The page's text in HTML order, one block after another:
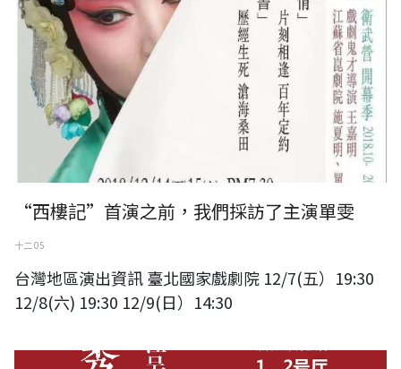
“西樓記”首演之前，我們採訪了主演單雯
十二 05
台灣地區演出資訊 臺北國家戲劇院 12/7(五）19:30
12/8(六) 19:30 12/9(日）14:30
山川毓秀 騰蛟起鳳2018首屆“騰蛟杯”國際書畫聯誼展